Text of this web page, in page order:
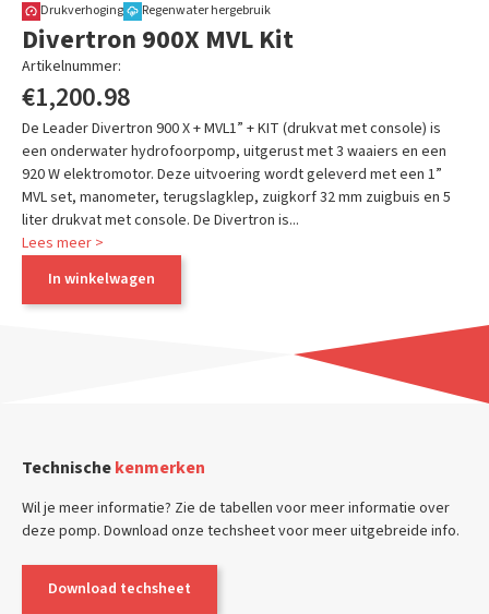
Drukverhoging Regenwater hergebruik
Divertron 900X MVL Kit
Artikelnummer:
€1,200.98
De Leader Divertron 900 X + MVL1” + KIT (drukvat met console) is
een onderwater hydrofoorpomp, uitgerust met 3 waaiers en een
920 W elektromotor. Deze uitvoering wordt geleverd met een 1”
MVL set, manometer, terugslagklep, zuigkorf 32 mm zuigbuis en 5
liter drukvat met console. De Divertron is...
Lees meer >
In winkelwagen
Technischekenmerken
Wil je meer informatie? Zie de tabellen voor meer informatie over
deze pomp. Download onze techsheet voor meer uitgebreide info.
Download techsheet